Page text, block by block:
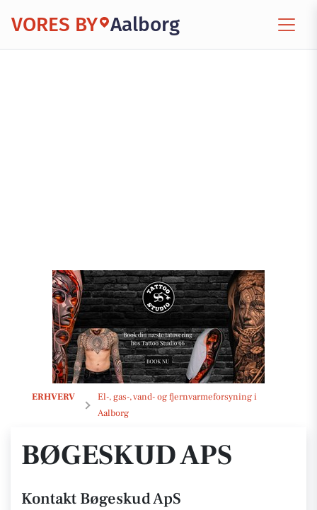
VORES BY Aalborg
ERHVERV
El-, gas-, vand- og fjernvarmeforsyning i
Aalborg
Bøgeskud ApS
BØGESKUD APS
Kontakt Bøgeskud ApS